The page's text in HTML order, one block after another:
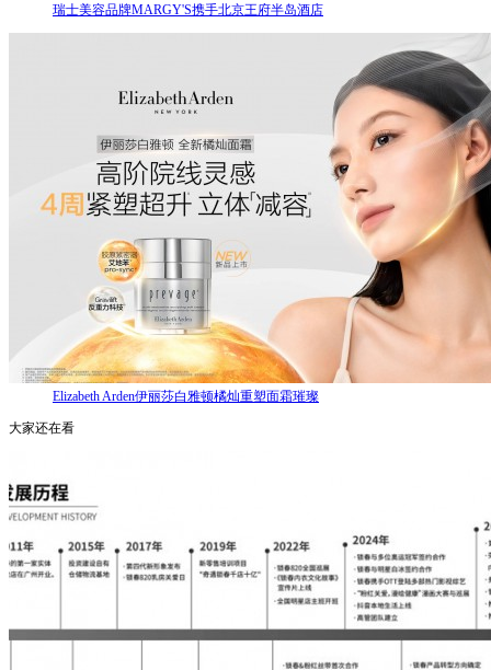
瑞士美容品牌MARGY'S携手北京王府半岛酒店
Elizabeth Arden伊丽莎白雅顿橘灿重塑面霜璀璨
大家还在看